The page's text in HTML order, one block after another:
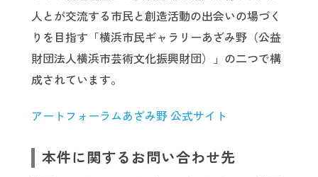
人とが交流する市民と創造活動の出会いの場づく
りを目指す「横浜市民ギャラリーあざみ野（公益
財団法人横浜市芸術文化振興財団）」の二つで構
成されています。
アートフォーラムあざみ野 公式サイト
本件に関するお問い合わせ先